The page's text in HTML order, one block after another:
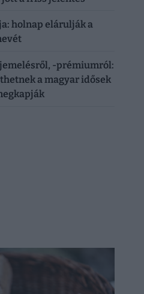
holnap elárulják a
-prémiumról:
a magyar idősek